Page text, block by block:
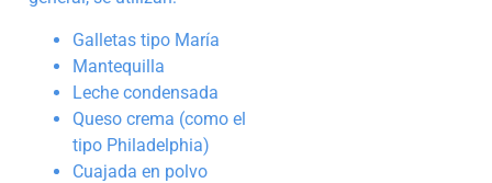
Galletas tipo María
Mantequilla
Leche condensada
Queso crema (como el
tipo Philadelphia)
Cuajada en polvo